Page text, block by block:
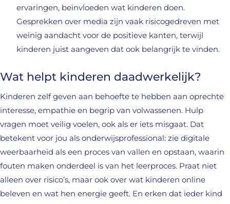
ervaringen, beïnvloeden wat kinderen doen.
Gesprekken over media zijn vaak risicogedreven met
weinig aandacht voor de positieve kanten, terwijl
kinderen juist aangeven dat ook belangrijk te vinden.
Wat helpt kinderen daadwerkelijk?
Kinderen zelf geven aan behoefte te hebben aan oprechte
interesse, empathie en begrip van volwassenen. Hulp
vragen moet veilig voelen, ook als er iets misgaat. Dat
betekent voor jou als onderwijsprofessional: zie digitale
weerbaarheid als een proces van vallen en opstaan, waarin
fouten maken onderdeel is van het leerproces. Praat niet
alleen over risico’s, maar ook over wat kinderen online
beleven en wat hen energie geeft. En erken dat ieder kind